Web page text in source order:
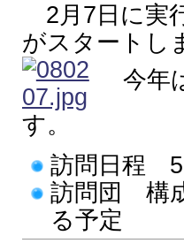
2月7日に実
がスタートし
今年
す。
訪問日程 5
訪問団 構
る予定